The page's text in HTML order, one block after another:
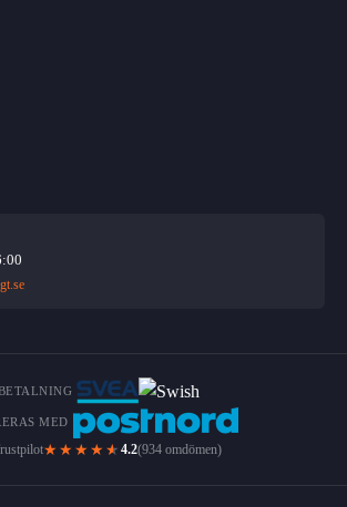
MED
★★★★ ★ 4.2(934 omdömen)